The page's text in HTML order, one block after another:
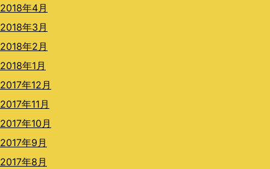
2018年4月
2018年3月
2018年2月
2018年1月
2017年12月
2017年11月
2017年10月
2017年9月
2017年8月